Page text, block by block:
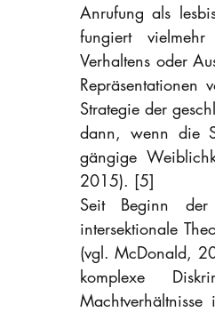
Anrufung als
fungiert vielmehr
Verhaltens oder
Strategie der
dann, wenn die
gängige
2015). [5]
Seit Beginn der
intersektionale
(vgl. McDonald,
komplexe